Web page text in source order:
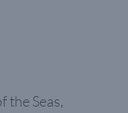
the Seas,